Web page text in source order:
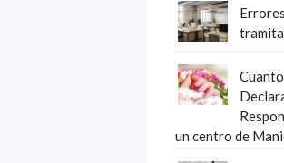
un centro de